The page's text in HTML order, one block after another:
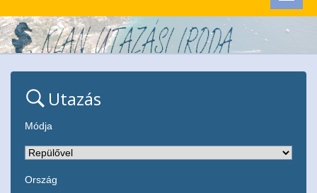
Utazás
Módja
Ország